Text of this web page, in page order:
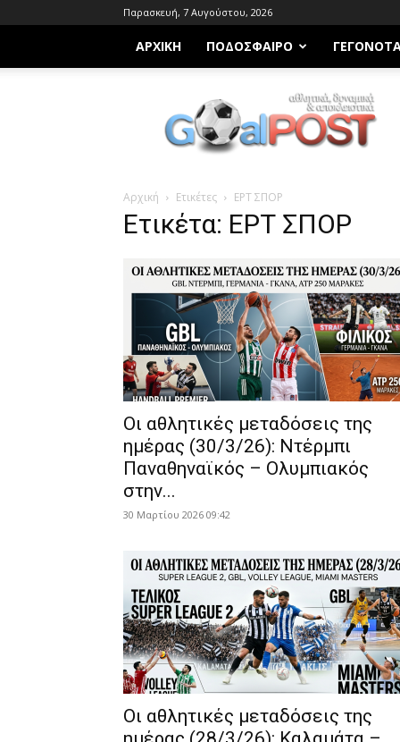
Παρασκευή, 7 Αυγούστου, 2026
ΑΡΧΙΚΗ ΠΟΔΌΣΦΑΙΡΟ
Goalpost.gr
Αρχική Ετικέτες ΕΡΤ ΣΠΟΡ
Ετικέτα: ΕΡΤ ΣΠΟΡ
Οι αθλητικές μεταδόσεις της
ημέρας (30/3/26): Ντέρμπι
Παναθηναϊκός – Ολυμπιακός
στην...
30 Μαρτίου 2026 09:42
Οι αθλητικές μεταδόσεις της